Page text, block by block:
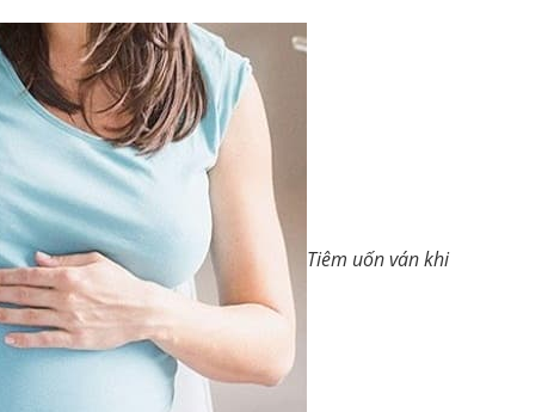
Tiêm uốn ván khi